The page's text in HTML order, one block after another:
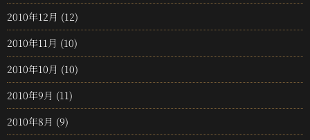
2010年12月 (12)
2010年11月 (10)
2010年10月 (10)
2010年9月 (11)
2010年8月 (9)